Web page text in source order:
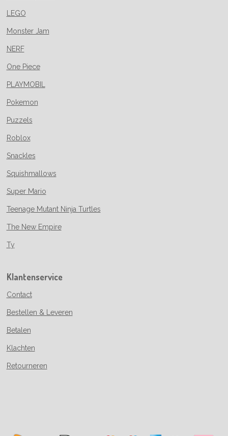
LEGO
Monster Jam
NERF
One Piece
PLAYMOBIL
Pokemon
Puzzels
Roblox
Snackles
Squishmallows
Super Mario
Teenage Mutant Ninja Turtles
The New Empire
Ty
Klantenservice
Contact
Bestellen & Leveren
Betalen
Klachten
Retourneren